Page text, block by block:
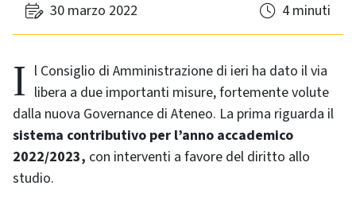
30 marzo 2022 4 minuti
Il Consiglio di Amministrazione di ieri ha dato il via libera a due importanti misure, fortemente volute
dalla nuova Governance di Ateneo. La prima riguarda il
sistema contributivo per l’anno accademico
2022/2023, con interventi a favore del diritto allo
studio.